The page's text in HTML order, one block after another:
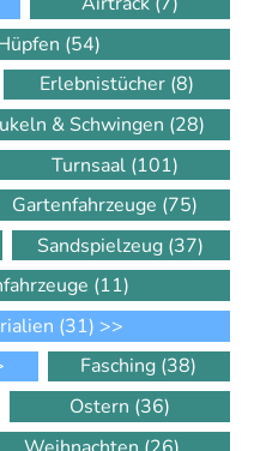
(54)
Erlebnistücher (8)
& Schwingen (28)
Turnsaal (101)
Gartenfahrzeuge (75)
Sandspielzeug (37)
(11)
(31) >>
Fasching (38)
Ostern (36)